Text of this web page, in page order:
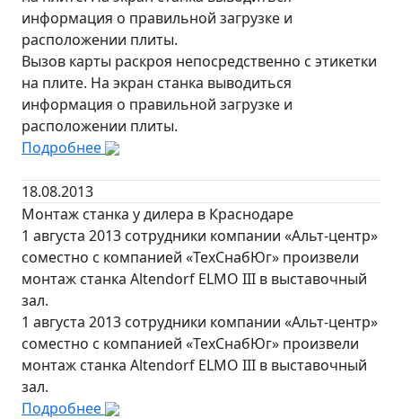
информация о правильной загрузке и
расположении плиты.
Вызов карты раскроя непосредственно с этикетки
на плите. На экран станка выводиться
информация о правильной загрузке и
расположении плиты.
Подробнее
18.08.2013
Монтаж станка у дилера в Краснодаре
1 августа 2013 сотрудники компании «Альт-центр»
соместно с компанией «ТехСнабЮг» произвели
монтаж станка Altendorf ELMO III в выставочный
зал.
1 августа 2013 сотрудники компании «Альт-центр»
соместно с компанией «ТехСнабЮг» произвели
монтаж станка Altendorf ELMO III в выставочный
зал.
Подробнее